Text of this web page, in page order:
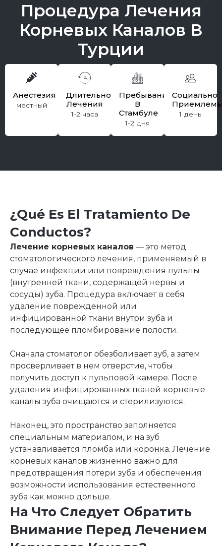
Процедура Лечения
Корневых Каналов В
Турции
Анестезия
местный
Длительность
Лечения
1-2 часа
Пребывание
В
Стамбуле
1-2 дня
Социально
1 день
¿Qué Es El Tratamiento De
Conductos?
Лечение корневых каналов — это метод
стоматологического лечения, применяемый в
случае инфекции или повреждения пульпы
(внутренней ткани, содержащей нервы и
сосуды) зуба. Процедура включает в себя
удаление поврежденной или
инфицированной ткани внутри зуба и
последующее пломбирование полости.
Сначала стоматолог обезболивает зуб, а затем
просверливает в нем отверстие, чтобы
получить доступ к пульповой камере. После
удаления инфицированных тканей корневые
каналы зуба очищаются и стерилизуются.
Наконец, это пространство заполняется
специальным материалом, и на зуб
устанавливается пломба или коронка. Лечение
корневых каналов жизненно важно для
предотвращения потери зуба и обеспечения
возможности использования естественного
зуба как можно дольше.
На Что Следует Обратить
Внимание Перед Лечением